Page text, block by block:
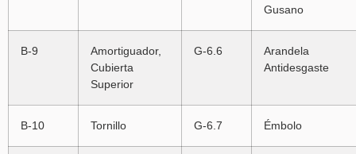
Gusano
B-9
Amortiguador,
Cubierta
Superior
G-6.6
Arandela
Antidesgaste
B-10 Tornillo G-6.7 Émbolo